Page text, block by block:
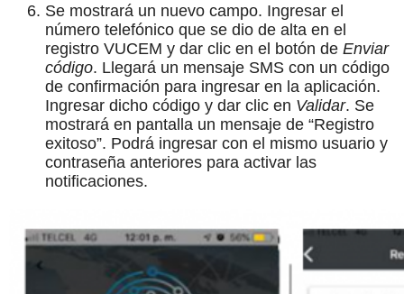
Se mostrará un nuevo campo. Ingresar el
número telefónico que se dio de alta en el
registro VUCEM y dar clic en el botón de Enviar
código. Llegará un mensaje SMS con un código
de confirmación para ingresar en la aplicación.
Ingresar dicho código y dar clic en Validar. Se
mostrará en pantalla un mensaje de “Registro
exitoso”. Podrá ingresar con el mismo usuario y
contraseña anteriores para activar las
notificaciones.